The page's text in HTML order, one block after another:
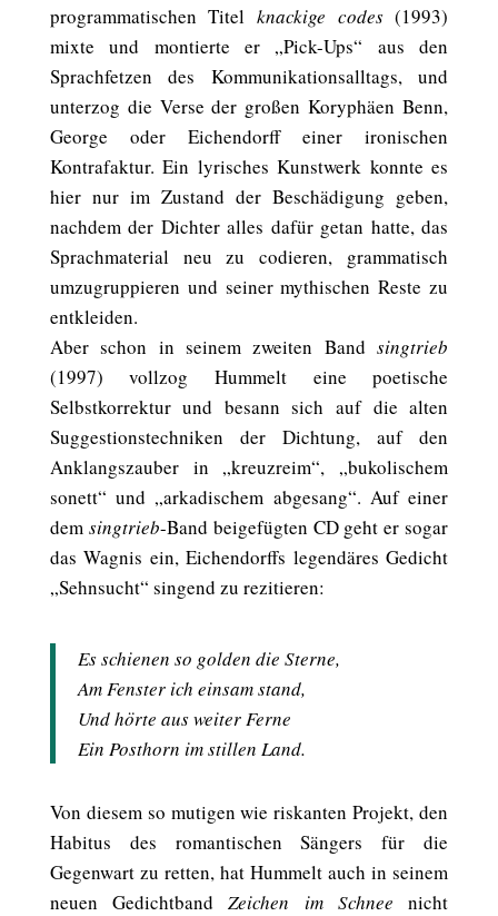
programmatischen Titel knackige codes(1993)
mixte und montierte er „Pick-Ups“ aus den
Sprachfetzen des Kommunikationsalltags, und
unterzog die Verse der großen Koryphäen Benn,
George oder Eichendorff einer ironischen
Kontrafaktur. Ein lyrisches Kunstwerk konnte es
hier nur im Zustand der Beschädigung geben,
nachdem der Dichter alles dafür getan hatte, das
Sprachmaterial neu zu codieren, grammatisch
umzugruppieren und seiner mythischen Reste zu
entkleiden.
Aber schon in seinem zweiten Bandsingtrieb
(1997) vollzog Hummelt eine poetische
Selbstkorrektur und besann sich auf die alten
Suggestionstechniken der Dichtung, auf den
Anklangszauber in „kreuzreim“, „bukolischem
sonett“ und „arkadischem abgesang“. Auf einer
dem singtrieb-Band beigefügten CD geht er sogar
das Wagnis ein, Eichendorffs legendäres Gedicht
„Sehnsucht“ singend zu rezitieren:
Es schienen so golden die Sterne,
Am Fenster ich einsam stand,
Und hörte aus weiter Ferne
Ein Posthorn im stillen Land.
Von diesem so mutigen wie riskanten Projekt, den
Habitus des romantischen Sängers für die
Gegenwart zu retten, hat Hummelt auch in seinem
neuen GedichtbandZeichen im Schnee nicht